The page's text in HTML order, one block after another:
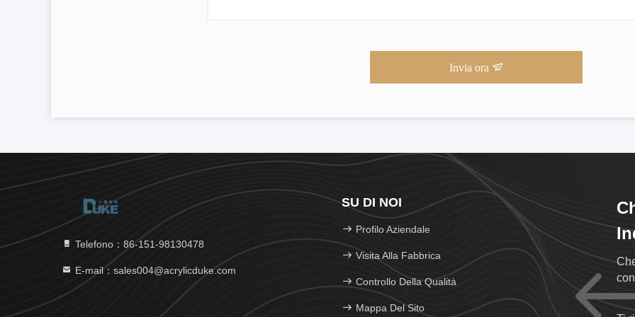
Invia ora
Telefono：86-151-98130478
E-mail：sales004@acrylicduke.com
SU DI NOI
Profilo Aziendale
Visita Alla Fabbrica
Controllo Della Qualità
Mappa Del Sito